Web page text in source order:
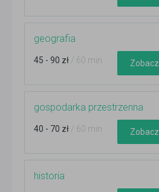
geografia
45 - 90 zł / 60 min Zobacz
gospodarka przestrzenna
40 - 70 zł / 60 min Zobacz
historia